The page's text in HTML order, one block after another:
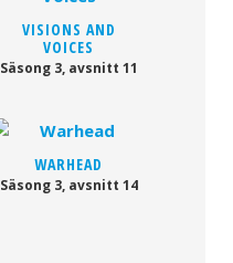
VISIONS AND
VOICES
Säsong 3, avsnitt 11
WARHEAD
Säsong 3, avsnitt 14